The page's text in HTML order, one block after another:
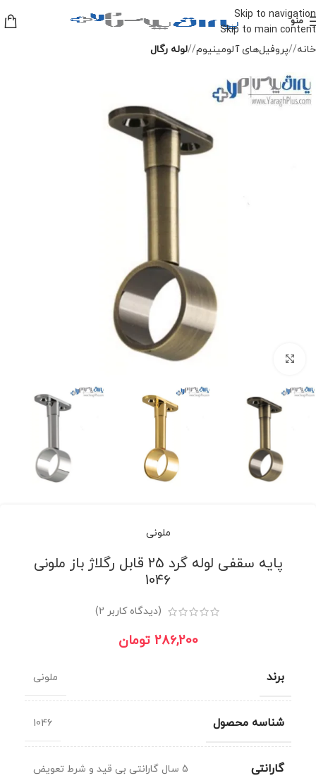
Skip to navigation
Skip to main content
منو
خانه/ پروفیل‌های آلومینیوم/ لوله رگال
-10%
برای بزرگنمایی کلیک کنید
ملونی
پایه سقفی لوله گرد 25 قابل رگلاژ باز ملونی
1046
(دیدگاه کاربر 2
)
286,200 تومان
برند ملونی
شناسه محصول 1046
گارانتی 5 سال گارانتی بی قید و شرط تعویض